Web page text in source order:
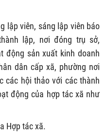
lập viên, sáng lập viên báo
lập, nơi đóng trụ sở,
động sản xuất kinh doanh
dân cấp xã, phường nơi
các hội thảo với các thành
động của hợp tác xã như
Hợp tác xã.